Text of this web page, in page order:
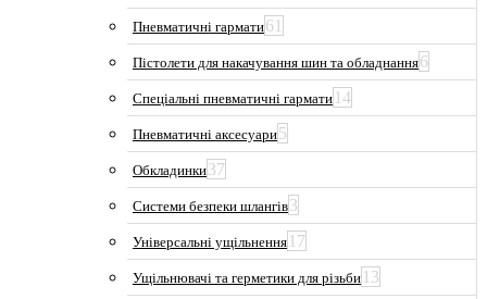
Пневматичні гармати61
Пістолети для накачування шин та обладнання6
Спеціальні пневматичні гармати 14
Пневматичні аксесуари5
Обкладинки37
Системи безпеки шлангів3
Універсальні ущільнення 17
Ущільнювачі та герметики для різьби 13